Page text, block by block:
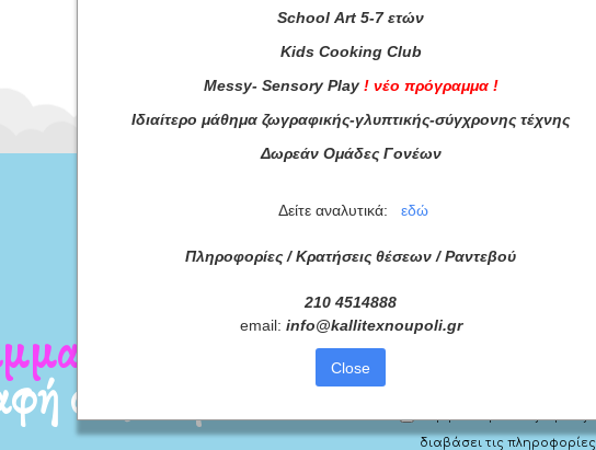
Για τα προγράμματά
σας τώρα! Όρους
διαβάσει τις
School Art 5-7 ετών
Kids Cooking Club
Messy- Sensory Play ! νέο πρόγραμμα !
Ιδιαίτερο μάθημα ζωγραφικής-γλυπτικής-σύγχρονης τέχνης
Δωρεάν Ομάδες Γονέων
Δείτε αναλυτικά: εδώ
Πληροφορίες / Κρατήσεις θέσεων / Ραντεβού
210 4514888
email: info@kallitexnoupoli.gr
Close